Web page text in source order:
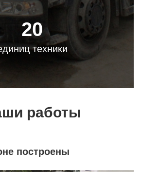
20
техники
работы
построены